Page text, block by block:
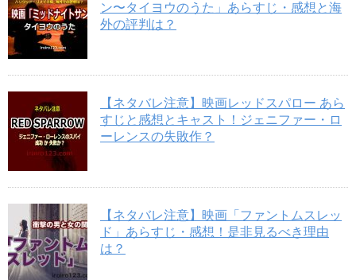
ン〜タイヨウのうた」あらすじ・感想と海
外の評判は？
【ネタバレ注意】映画レッドスパロー あら
すじと感想とキャスト！ジェニファー・ロ
ーレンスの失敗作？
【ネタバレ注意】映画「ファントムスレッ
ド」あらすじ・感想！是非見るべき理由
は？